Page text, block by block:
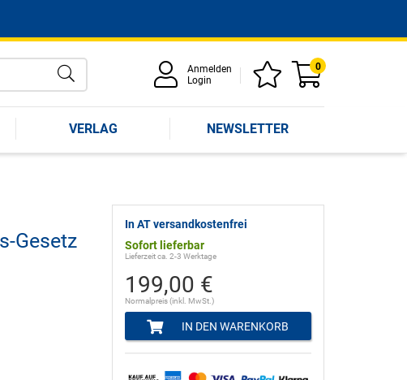
Anmelden
Login
0
VERLAG NEWSLETTER
Gesetz
In AT versandkostenfrei
Sofort lieferbar
Lieferzeit ca. 2-3 Werktage
199,00 €
Normalpreis (inkl. MwSt.)
IN DEN WARENKORB